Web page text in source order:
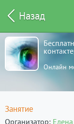
Назад
Онлайн
Занятие
Организатор